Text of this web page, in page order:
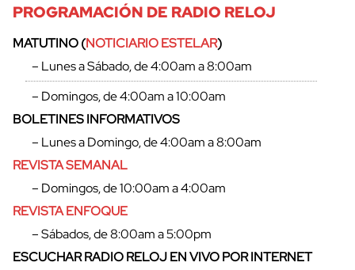
cerrar
PROGRAMACIÓN DE RADIO RELOJ
MATUTINO (NOTICIARIO ESTELAR)
– Lunes a Sábado, de 4:00am a 8:00am
– Domingos, de 4:00am a 10:00am
BOLETINES INFORMATIVOS
– Lunes a Domingo, de 4:00am a 8:00am
REVISTA SEMANAL
– Domingos, de 10:00am a 4:00am
REVISTA ENFOQUE
– Sábados, de 8:00am a 5:00pm
ESCUCHAR RADIO RELOJ EN VIVO POR INTERNET